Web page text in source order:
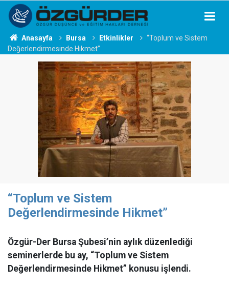
Anasayfa Bursa Etkinlikler
“Toplum ve Sistem
Değerlendirmesinde Hikmet”
“Toplum ve Sistem
Değerlendirmesinde Hikmet”
Özgür-Der Bursa Şubesi’nin aylık düzenlediği
seminerlerde bu ay, “Toplum ve Sistem
Değerlendirmesinde Hikmet” konusu işlendi.